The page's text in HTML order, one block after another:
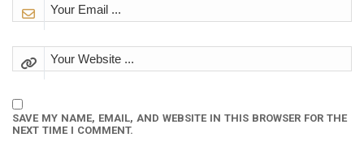
SAVE MY NAME, EMAIL, AND WEBSITE IN THIS BROWSER FOR THE
NEXT TIME I COMMENT.